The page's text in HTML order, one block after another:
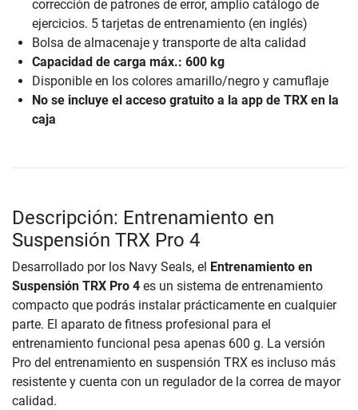
corrección de patrones de error, amplio catálogo de
ejercicios. 5 tarjetas de entrenamiento (en inglés)
Bolsa de almacenaje y transporte de alta calidad
Capacidad de carga máx.: 600 kg
Disponible en los colores amarillo/negro y camuflaje
No se incluye el acceso gratuito a la app de TRX en la
caja
Descripción: Entrenamiento en
Suspensión TRX Pro 4
Desarrollado por los Navy Seals, el Entrenamiento en
Suspensión TRX Pro 4 es un sistema de entrenamiento
compacto que podrás instalar prácticamente en cualquier
parte. El aparato de fitness profesional para el
entrenamiento funcional pesa apenas 600 g. La versión
Pro del entrenamiento en suspensión TRX es incluso más
resistente y cuenta con un regulador de la correa de mayor
calidad.